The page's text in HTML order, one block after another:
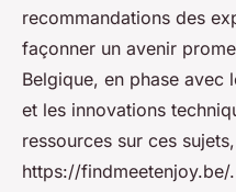
recommandations des
façonner un avenir
Belgique, en phase avec
et les innovations
ressources sur ces
https://findmeetenjoy.be/.